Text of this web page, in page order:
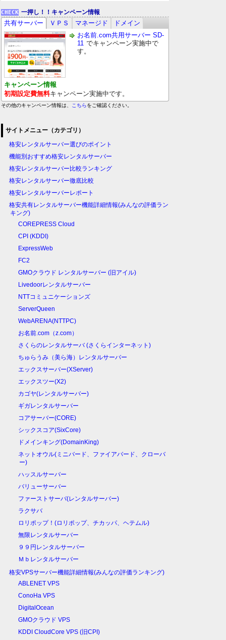
一押し！！キャンペーン情報
共有サーバー ＶＰＳ マネージド
ドメイン
お名前.com共用サーバー SD-
11 でキャンペーン実施中で
す。
キャンペーン情報
初期設定費無料キャンペーン実施中です。
その他のキャンペーン情報は、 こちらをご確認ください。
サイトメニュー（カテゴリ）
格安レンタルサーバー選びのポイント
機能別おすすめ格安レンタルサーバー
格安レンタルサーバー比較ランキング
格安レンタルサーバー徹底比較
格安レンタルサーバーレポート
格安共有レンタルサーバー機能詳細情報(みんなの評価ラン
キング)
COREPRESS Cloud
CPI (KDDI)
ExpressWeb
FC2
GMOクラウド レンタルサーバー (旧アイル)
Livedoorレンタルサーバー
NTTコミュニケーションズ
ServerQueen
WebARENA(NTTPC)
お名前.com（z.com）
さくらのレンタルサーバ (さくらインターネット)
ちゅらうみ（美ら海）レンタルサーバー
エックスサーバー(XServer)
エックスツー(X2)
カゴヤ(レンタルサーバー)
ギガレンタルサーバー
コアサーバー(CORE)
シックスコア(SixCore)
ドメインキング(DomainKing)
ネットオウル(ミニバード、ファイアバード、クローバ
ー)
ハッスルサーバー
バリューサーバー
ファーストサーバ(レンタルサーバー)
ラクサバ
ロリポップ！(ロリポップ、チカッパ、ヘテムル)
無限レンタルサーバー
９９円レンタルサーバー
Ｍｂレンタルサーバー
格安VPSサーバー機能詳細情報(みんなの評価ランキング)
ABLENET VPS
ConoHa VPS
DigitalOcean
GMOクラウド VPS
KDDI CloudCore VPS (旧CPI)